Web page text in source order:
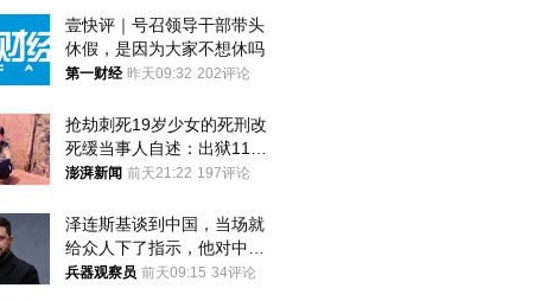
壹快评｜号召领导干部带头
休假，是因为大家不想休吗
第一财经 昨天09:32 202评论
抢劫刺死19岁少女的死刑改
死缓当事人自述：出狱11年
间始终刻意躲避被害人家属
澎湃新闻 前天21:22 197评论
泽连斯基谈到中国，当场就
给众人下了指示，他对中国
和中乌关系，显然又有了新
兵器观察员 前天09:15 34评论